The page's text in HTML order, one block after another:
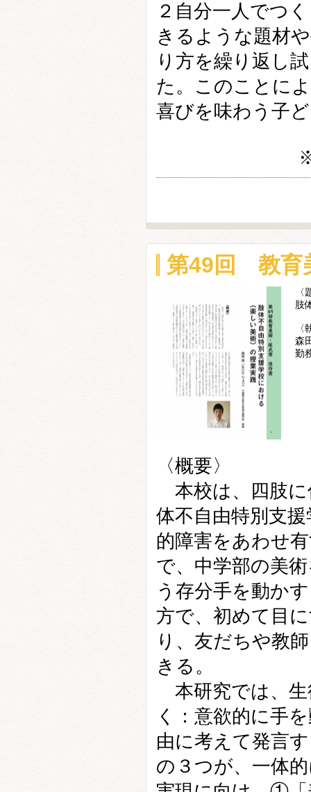
２自分一人でつ
きるような題材
り方を繰り返し
た。このことに
喜びを味わう子
第49回 教育
〈
肢
〈
森
勤
〈概要〉
本校は、四肢に
体不自由特別支
的障害をあわせ
で、中学部の美
う存分手を動か
方で、初めて目
り、友だちや教
きる。
本研究では、生
く：意欲的に手
由に考えて発言
の３つが、一体